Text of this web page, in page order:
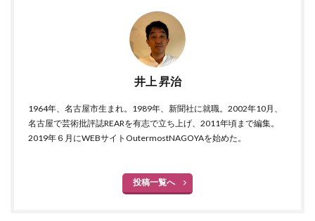
井上 昇治
1964年、名古屋市生まれ。1989年、新聞社に就職。2002年10月、
名古屋で芸術批評誌REARを有志で立ち上げ、2011年頃まで編集。
2019年６月にWEBサイトOutermostNAGOYAを始めた。
投稿一覧へ